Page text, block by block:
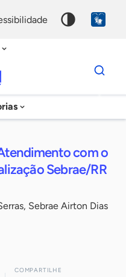
Dados
para
chave
com o
Sebrae/RR
Sebrae Airton Dias
COMPARTILHE